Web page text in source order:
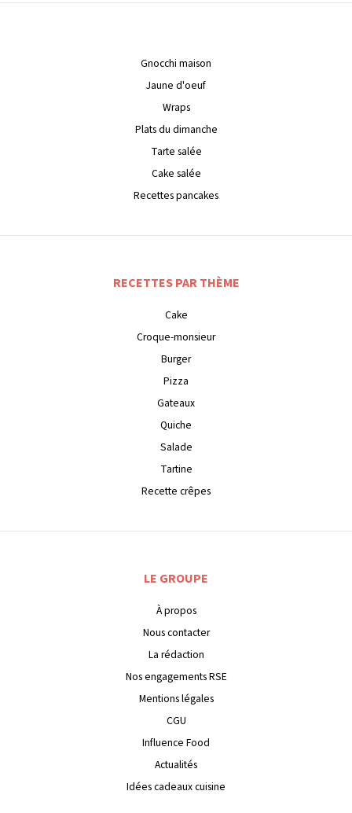
Gnocchi maison
Jaune d'oeuf
Wraps
Plats du dimanche
Tarte salée
Cake salée
Recettes pancakes
RECETTES PAR THÈME
Cake
Croque-monsieur
Burger
Pizza
Gateaux
Quiche
Salade
Tartine
Recette crêpes
LE GROUPE
À propos
Nous contacter
La rédaction
Nos engagements RSE
Mentions légales
CGU
Influence Food
Actualités
Idées cadeaux cuisine